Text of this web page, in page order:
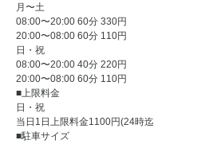
月〜土
08:00〜20:00 60分 330円
20:00〜08:00 60分 110円
日・祝
08:00〜20:00 40分 220円
20:00〜08:00 60分 110円
■上限料金
日・祝
当日1日上限料金1100円(24時迄
■駐車サイズ